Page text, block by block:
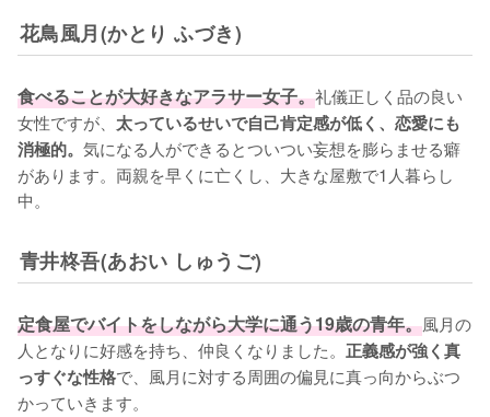
花鳥風月(かとり ふづき)
食べることが大好きなアラサー女子。礼儀正しく品の良い
女性ですが、 太っているせいで自己肯定感が低く、恋愛にも
消極的。 気になる人ができるとついつい妄想を膨らませる癖
があります。両親を早くに亡くし、大きな屋敷で1人暮らし
中。
青井柊吾(あおい しゅうご)
定食屋でバイトをしながら大学に通う19歳の青年。風月の
人となりに好感を持ち、仲良くなりました。 正義感が強く真
っすぐな性格で、風月に対する周囲の偏見に真っ向からぶつ
かっていきます。